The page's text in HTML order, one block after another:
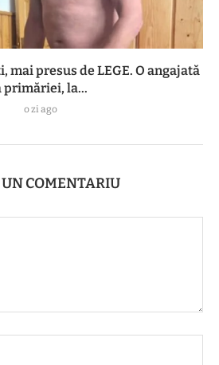
presus de LEGE. O angajată
primăriei, la...
o zi ago
COMENTARIU